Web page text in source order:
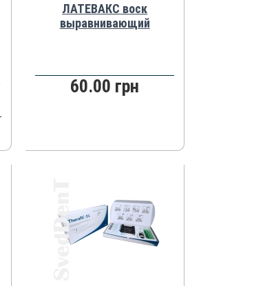
ЛАТЕВАКС воск
выравнивающий
60.00 грн